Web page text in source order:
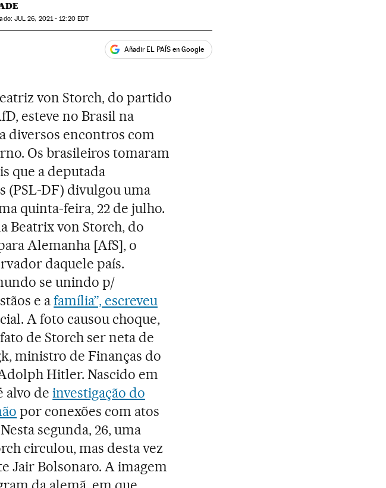
JUL 26, 2021 - 12:20EDT
Añadir EL PAÍS en Google
von Storch, do partido
esteve no Brasil na
diversos encontros com
Os brasileiros tomaram
que a deputada
(PSL-DF) divulgou uma
quinta-feira, 22 de julho.
Beatrix von Storch, do
Alemanha [AfS], o
daquele país.
se unindo p/
e afamília”, escreveu
A foto causou choque,
de Storch ser neta de
ministro de Finanças do
Hitler. Nascido em
alvo deinvestigação do
por conexões com atos
segunda, 26, uma
circulou, mas desta vez
Jair Bolsonaro. A imagem